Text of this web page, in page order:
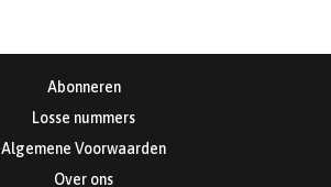
Abonneren
Losse nummers
Algemene Voorwaarden
Over ons